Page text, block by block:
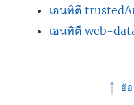
เอนทิตี
เอนทิตี web-
ย้